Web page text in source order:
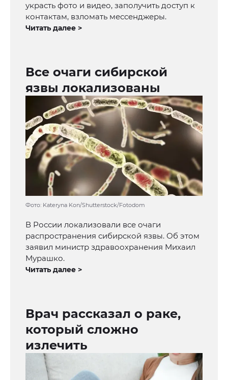
украсть фото и видео, заполучить доступ к
контактам, взломать мессенджеры.
Читать далее >
Все очаги сибирской
язвы локализованы
Фото: Kateryna Kon/Shutterstock/Fotodom
В России локализовали все очаги
распространения сибирской язвы. Об этом
заявил министр здравоохранения Михаил
Мурашко.
Читать далее >
Врач рассказал о раке,
который сложно
излечить